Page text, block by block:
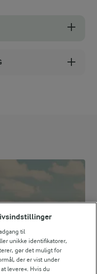
til
unikke identifikatorer,
gør det muligt for
der er vist under
levere«. Hvis du